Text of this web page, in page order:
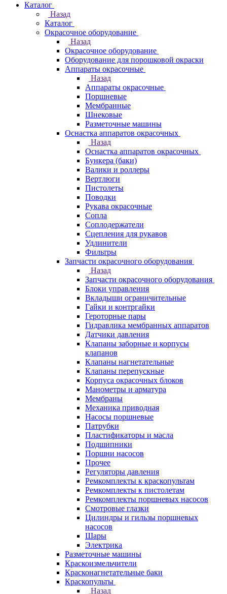
Каталог
Назад
Каталог
Окрасочное оборудование
Назад
Окрасочное оборудование
Оборудование для порошковой окраски
Аппараты окрасочные
Назад
Аппараты окрасочные
Поршневые
Мембранные
Шнековые
Разметочные машины
Оснастка аппаратов окрасочных
Назад
Оснастка аппаратов окрасочных
Бункера (баки)
Валики и роллеры
Вертлюги
Пистолеты
Поводки
Рукава окрасочные
Сопла
Соплодержатели
Сцепления для рукавов
Удлинители
Фильтры
Запчасти окрасочного оборудования
Назад
Запчасти окрасочного оборудования
Блоки управления
Вкладыши ограничительные
Гайки и контргайки
Героторные пары
Гидравлика мембранных аппаратов
Датчики давления
Клапаны заборные и корпусы
клапанов
Клапаны нагнетательные
Клапаны перепускные
Корпуса окрасочных блоков
Манометры и арматура
Мембраны
Механика приводная
Насосы поршневые
Патрубки
Пластификаторы и масла
Подшипники
Поршни насосов
Прочее
Регуляторы давления
Ремкомплекты к краскопультам
Ремкомплекты к пистолетам
Ремкомплекты поршневых насосов
Смотровые глазки
Цилиндры и гильзы поршневых
насосов
Шары
Электрика
Разметочные машины
Краскоизмельчители
Красконагнетательные баки
Краскопульты
Назад